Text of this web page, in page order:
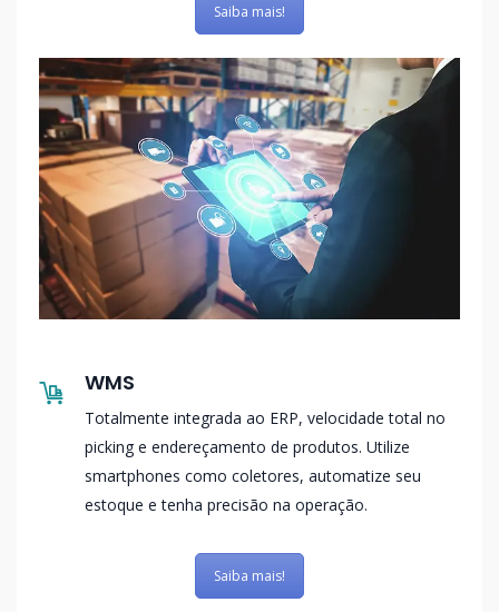
Saiba mais!
WMS
Totalmente integrada ao ERP, velocidade total no
picking e endereçamento de produtos. Utilize
smartphones como coletores, automatize seu
estoque e tenha precisão na operação.
Saiba mais!